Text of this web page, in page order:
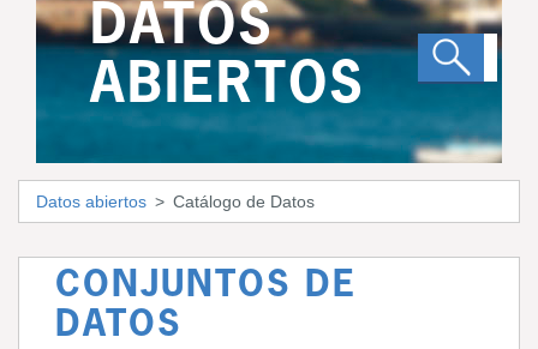
DATOS
ABIERTOS
Datos abiertos Catálogo de Datos
CONJUNTOS DE
DATOS